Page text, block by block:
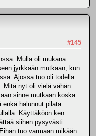
#145
Mulla oli mukana
jyrkkään mutkaan, kun
Ajossa tuo oli todella
Mitä nyt oli vielä vähän
sinne mutkaan koska
enkä halunnut pilata
Käyttäköön ken
siihen pysyvästi.
tuo varmaan mikään